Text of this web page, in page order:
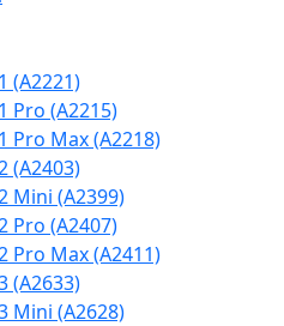
(A2221)
Pro (A2215)
Pro Max (A2218)
(A2403)
Mini (A2399)
Pro (A2407)
Pro Max (A2411)
(A2633)
Mini (A2628)